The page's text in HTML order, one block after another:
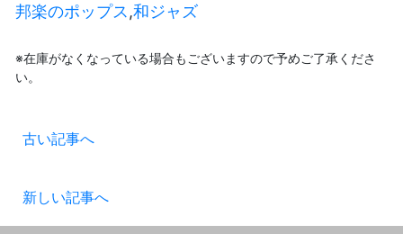
邦楽のポップス ,和ジャズ
※在庫がなくなっている場合もございますので予めご了承くださ
い。
古い記事へ
新しい記事へ